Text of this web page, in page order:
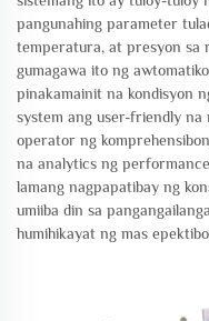
pangunahing parameter
temperatura, at presyon sa
gumagawa ito ng
pinakamainit na kondisyon
system ang user-friendly na
operator ng
na analytics ng
lamang nagpapatibay ng
umiiba din sa
humihikayat ng mas